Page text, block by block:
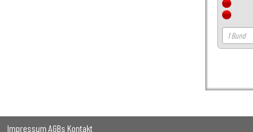
Impressum AGBs Kontakt